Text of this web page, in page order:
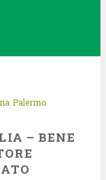
Palermo
– BENE